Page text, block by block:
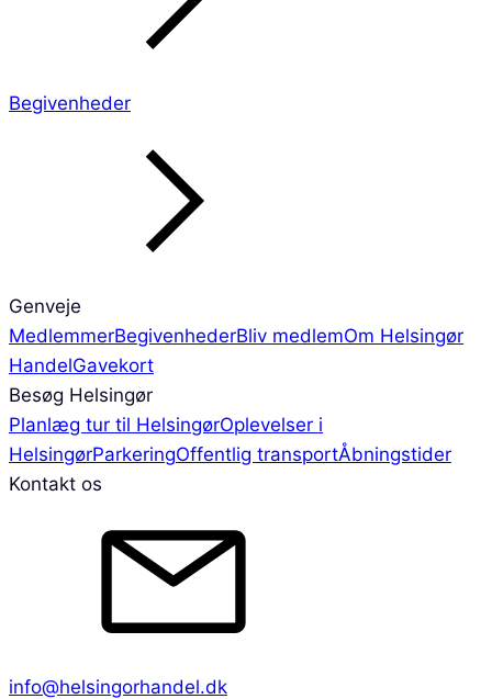
Begivenheder
Genveje
MedlemmerBegivenhederBliv medlemOm Helsingør
HandelGavekort
Besøg Helsingør
Planlæg tur til HelsingørOplevelser i
HelsingørParkeringOffentlig transportÅbningstider
Kontakt os
info@helsingorhandel.dk